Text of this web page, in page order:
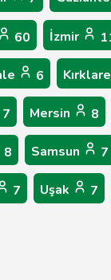
60 İzmir
6
7 Mersin 8
8 Samsun 7
7 Uşak 7